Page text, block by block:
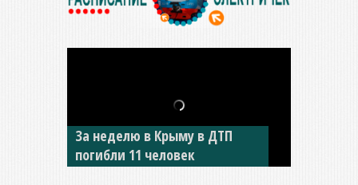
В Джанкое водитель ВАЗа
сбил двух детей на «зебре»